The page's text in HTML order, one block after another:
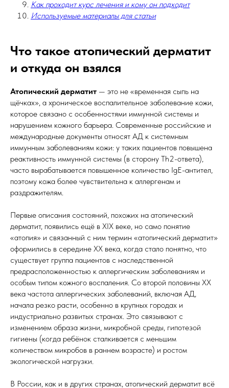
Как проходит курс лечения и кому он подходит
Используемые материалы для статьи
Что такое атопический дерматит
и откуда он взялся
Атопический дерматит — это не «временная сыпь на
щёчках», а хроническое воспалительное заболевание кожи,
которое связано с особенностями иммунной системы и
нарушением кожного барьера. Современные российские и
международные документы относят АД к системным
иммунным заболеваниям кожи: у таких пациентов повышена
реактивность иммунной системы (в сторону Th2-ответа),
часто вырабатывается повышенное количество IgE-антител,
поэтому кожа более чувствительна к аллергенам и
раздражителям.
Первые описания состояний, похожих на атопический
дерматит, появились ещё в XIX веке, но само понятие
«атопия» и связанный с ним термин «атопический дерматит»
оформились в середине XX века, когда стало понятно, что
существует группа пациентов с наследственной
предрасположенностью к аллергическим заболеваниям и
особым типом кожного воспаления. Со второй половины XX
века частота аллергических заболеваний, включая АД,
начала резко расти, особенно в крупных городах и
индустриально развитых странах. Это связывают с
изменением образа жизни, микробной среды, гипотезой
гигиены (когда ребёнок сталкивается с меньшим
количеством микробов в раннем возрасте) и ростом
экологической нагрузки.
В России, как и в других странах, атопический дерматит всё